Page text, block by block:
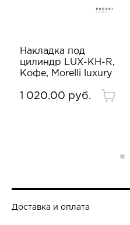
Накладка под
цилиндр LUX-KH-R,
Кофе, Morelli luxury
1 020.00 руб.
Доставка и оплата